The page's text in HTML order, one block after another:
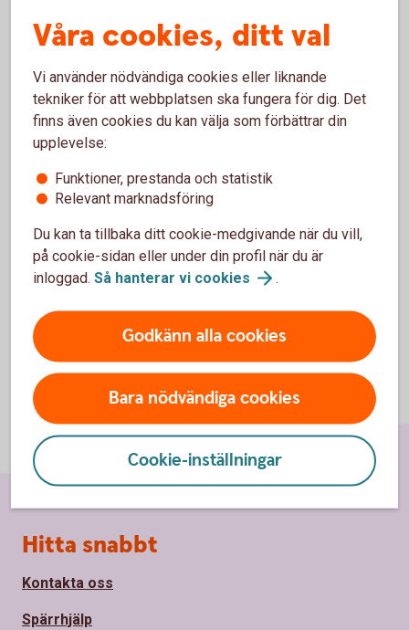
Se om du kan få lägre bolåneränta hos oss. Fyll i
och smidigt online.
Flytta bolån - ansök eller bli uppringd
(swedishbankers.se)
Våra cookies, ditt val
Vi använder nödvändiga cookies eller liknande
tekniker för att webbplatsen ska fungera för dig. Det
finns även cookies du kan välja som förbättrar din
upplevelse:
Funktioner, prestanda och statistik
Relevant marknadsföring
Du kan ta tillbaka ditt cookie-medgivande när du vill,
på cookie-sidan eller under din profil när du är
inloggad. Så hanterar vi cookies .
Godkänn alla cookies
Bara nödvändiga cookies
Cookie-inställningar
Sidfot
Hitta snabbt
Kontakta oss
Spärrhjälp